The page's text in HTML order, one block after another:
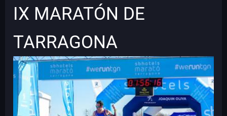
IX MARATÓN DE
TARRAGONA